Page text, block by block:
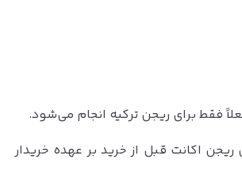
اکانت قبل از خرید بر عهده خریدار